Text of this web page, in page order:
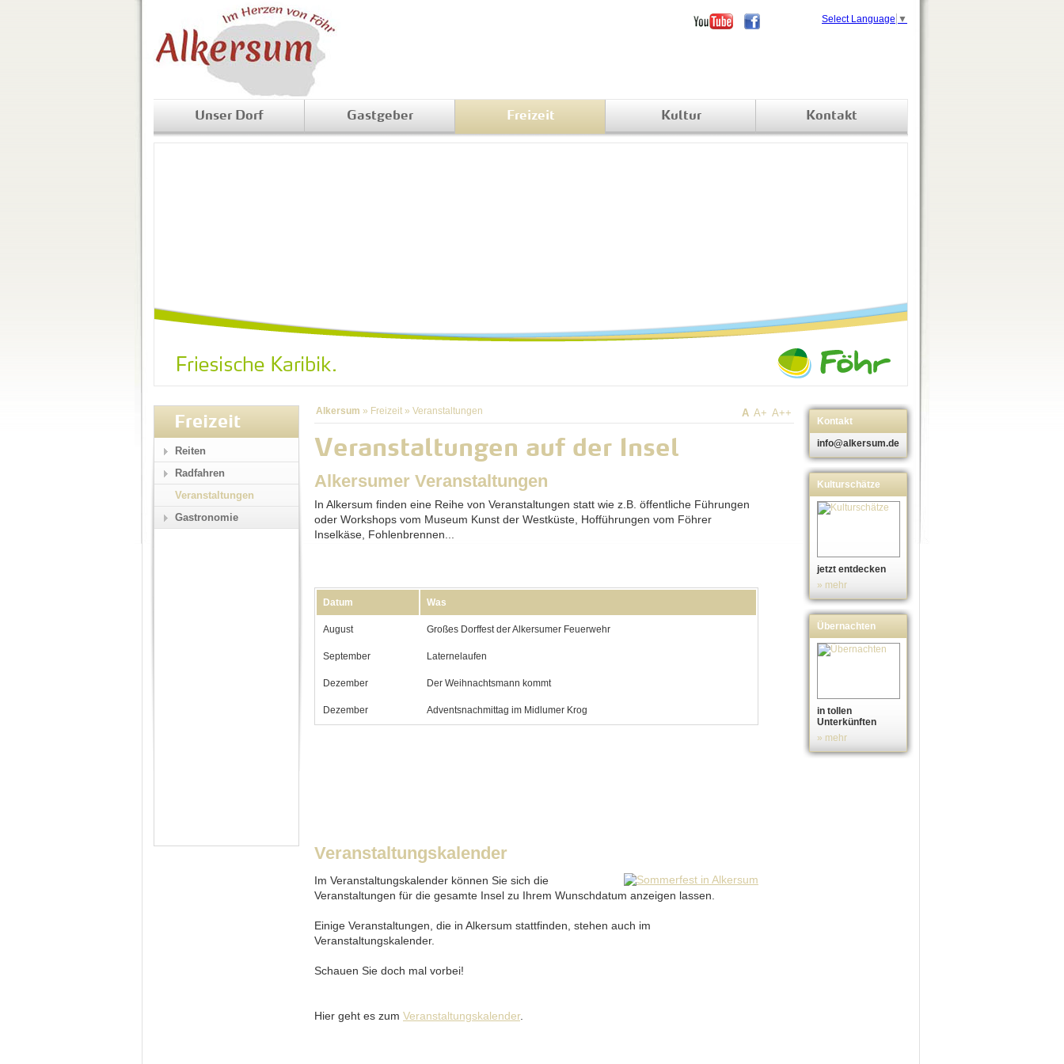
Unser Dorf Gastgeber Freizeit Kultur Kontakt
Alkersum » Freizeit » Veranstaltungen A A+ A++
Veranstaltungen auf der Insel
Alkersumer Veranstaltungen
In Alkersum finden eine Reihe von Veranstaltungen statt wie z.B. öffentliche Führungen
oder Workshops vom Museum Kunst der Westküste, Hofführungen vom Föhrer
Inselkäse, Fohlenbrennen...
Datum Was
August Großes Dorffest der Alkersumer Feuerwehr
September Laternelaufen
Dezember Der Weihnachtsmann kommt
Dezember Adventsnachmittag im Midlumer Krog
Veranstaltungskalender
Im Veranstaltungskalender können Sie sich die
Veranstaltungen für die gesamte Insel zu Ihrem Wunschdatum anzeigen lassen.
Einige Veranstaltungen, die in Alkersum stattfinden, stehen auch im
Veranstaltungskalender.
Schauen Sie doch mal vorbei!
Hier geht es zum Veranstaltungskalender.
Kontakt
info@alkersum.de
Kulturschätze
jetzt entdecken
» mehr
Übernachten
in tollen
Unterkünften
» mehr
Freizeit
Reiten
Radfahren
Veranstaltungen
Gastronomie
Select Language ▼